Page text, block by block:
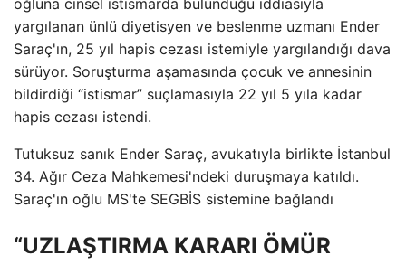
oğluna cinsel istismarda bulunduğu iddiasıyla
yargılanan ünlü diyetisyen ve beslenme uzmanı Ender
Saraç'ın, 25 yıl hapis cezası istemiyle yargılandığı dava
sürüyor. Soruşturma aşamasında çocuk ve annesinin
bildirdiği “istismar” suçlamasıyla 22 yıl 5 yıla kadar
hapis cezası istendi.
Tutuksuz sanık Ender Saraç, avukatıyla birlikte İstanbul
34. Ağır Ceza Mahkemesi'ndeki duruşmaya katıldı.
Saraç'ın oğlu MS'te SEGBİS sistemine bağlandı
“UZLAŞTIRMA KARARI ÖMÜR